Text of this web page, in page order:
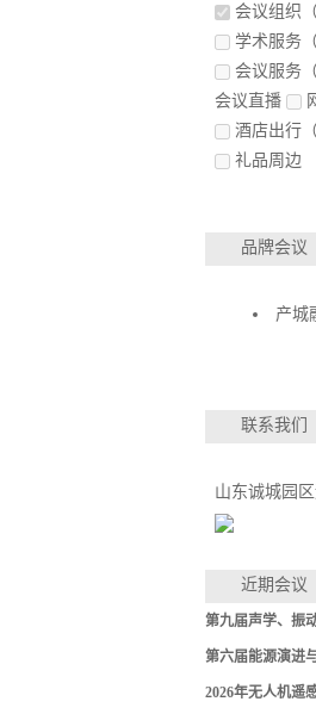
会议组织 （
学术服务 （
会议服务 （
会议直播
酒店出行 （
礼品周边
品牌会议
产城
联系我们
山东诚城园
近期会议
第九届声学、振
第六届能源演进
2026年无人机遥